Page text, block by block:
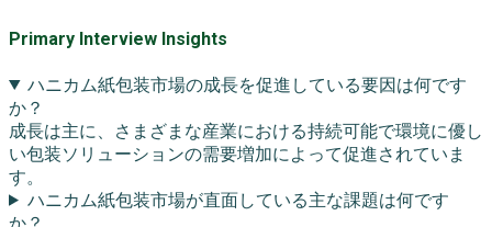
Primary Interview Insights
ハニカム紙包装市場の成長を促進している要因は何です
か？
成長は主に、さまざまな産業における持続可能で環境に優し
い包装ソリューションの需要増加によって促進されていま
す。
ハニカム紙包装市場が直面している主な課題は何です